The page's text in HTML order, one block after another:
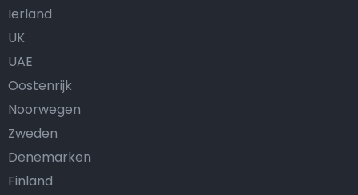
Ierland
UK
UAE
Oostenrijk
Noorwegen
Zweden
Denemarken
Finland